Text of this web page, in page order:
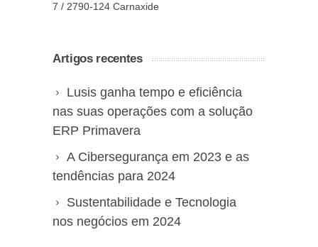
7 / 2790-124 Carnaxide
Artigos recentes
Lusis ganha tempo e eficiência
nas suas operações com a solução
ERP Primavera
A Cibersegurança em 2023 e as
tendências para 2024
Sustentabilidade e Tecnologia
nos negócios em 2024